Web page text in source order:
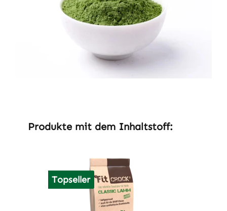
Produktgalerie überspringen
Produkte mit dem Inhaltstoff:
Topseller